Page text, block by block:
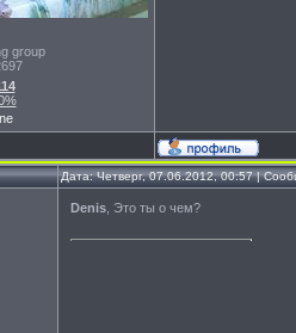
group
Дата: Четверг, 07.06.2012, 00:57 |
Denis , Это ты о чем?